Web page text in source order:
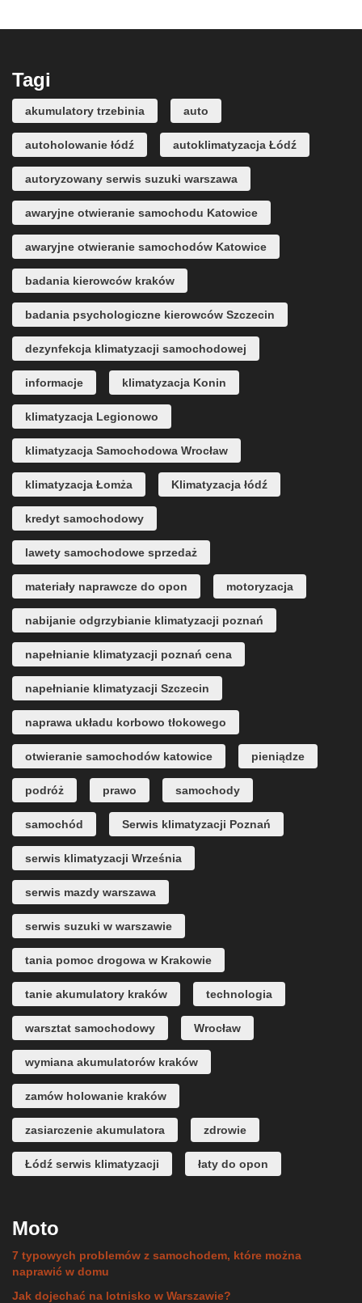
Tagi
akumulatory trzebinia auto
autoholowanie łódź autoklimatyzacja Łódź
autoryzowany serwis suzuki warszawa
awaryjne otwieranie samochodu Katowice
awaryjne otwieranie samochodów Katowice
badania kierowców kraków
badania psychologiczne kierowców Szczecin
dezynfekcja klimatyzacji samochodowej
informacje klimatyzacja Konin
klimatyzacja Legionowo
klimatyzacja Samochodowa Wrocław
klimatyzacja Łomża Klimatyzacja łódź
kredyt samochodowy
lawety samochodowe sprzedaż
materiały naprawcze do opon motoryzacja
nabijanie odgrzybianie klimatyzacji poznań
napełnianie klimatyzacji poznań cena
napełnianie klimatyzacji Szczecin
naprawa układu korbowo tłokowego
otwieranie samochodów katowice pieniądze
podróż prawo samochody
samochód Serwis klimatyzacji Poznań
serwis klimatyzacji Września
serwis mazdy warszawa
serwis suzuki w warszawie
tania pomoc drogowa w Krakowie
tanie akumulatory kraków technologia
warsztat samochodowy Wrocław
wymiana akumulatorów kraków
zamów holowanie kraków
zasiarczenie akumulatora zdrowie
Łódź serwis klimatyzacji łaty do opon
Moto
7 typowych problemów z samochodem, które można
naprawić w domu
Jak dojechać na lotnisko w Warszawie?